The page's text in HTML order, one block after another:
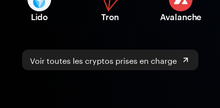
Lido Tron Avalanche
Voir toutes les cryptos prises en charge